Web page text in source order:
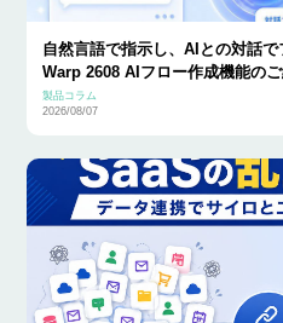
自然言語で指示し、AIとの対話
Warp 2608 AIフロー作成機能の
製品コラム
2026/08/07